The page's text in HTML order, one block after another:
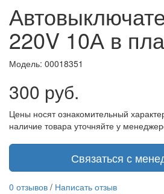
220V 10А в
Модель: 00018351
300 руб.
Цены носят ознакомительный
наличие товара уточняйте у
Связаться с
0 отзывов / Написать отзыв